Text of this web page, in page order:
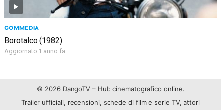
COMMEDIA
Borotalco (1982)
Aggiornato 1 anno fa
© 2026 DangoTV – Hub cinematografico online.
Trailer ufficiali, recensioni, schede di film e serie TV, attori